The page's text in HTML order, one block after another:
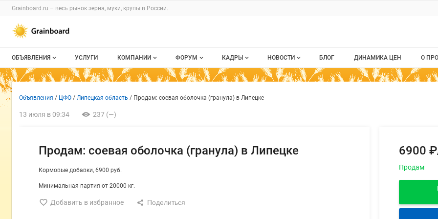
Раздел навигации по сайту grainboard.ru
Grainboard.ru – весь рынок зерна, муки, крупы в России.
Авторизация и меню пользователя
Навигация по разделам сайта grainboard.ru
ОБЪЯВЛЕНИЯ
Все объявления
Мои объявления
УСЛУГИ КОМПАНИИ
О каталоге компаний
Каталог компаний
ФОРУМ
Все темы
Избранные
КАДРЫ
Все вакансии
Все резюме
НОВОСТИ
Новости рынка
БЛОГ ДИНАМИКА ЦЕН О
О
Объявление: Продам: соевая оболочка (гранула) в Липецке
Информация о объявлении
Навигация и управление объявлением
Объявления ЦФО Липецкая область Продам: соевая оболочка (гранула) в Липецке
13 июля в 09:34 237 (—)
Продам: соевая оболочка (гранула) в Липецке
Кормовые добавки 6900 руб.
Минимальная партия от 20000 кг.
Добавить в избранное
6900
Продам